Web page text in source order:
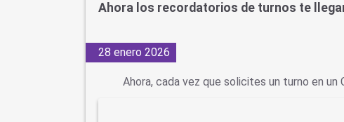
Ahora los recordatorios de turnos te
28 enero 2026
Ahora, cada vez que solicites un turno en